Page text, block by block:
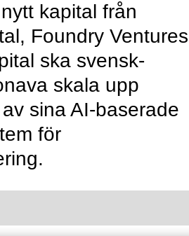
kapital från
Foundry Ventures
ska svensk-
skala upp
sina AI-baserade
för